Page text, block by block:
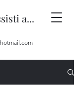
a...